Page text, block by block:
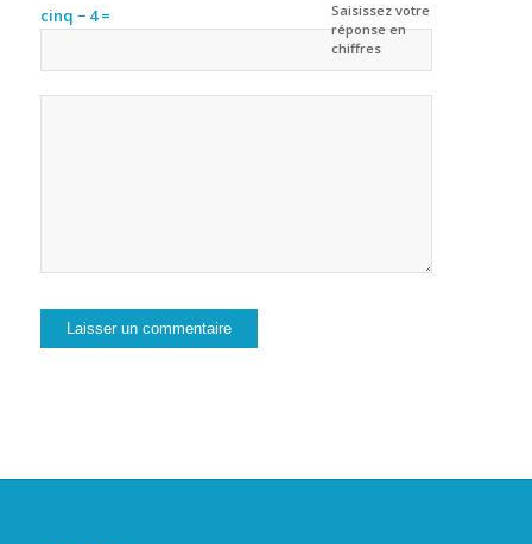
Saisissez votre
réponse en
chiffres
cinq − 4 =